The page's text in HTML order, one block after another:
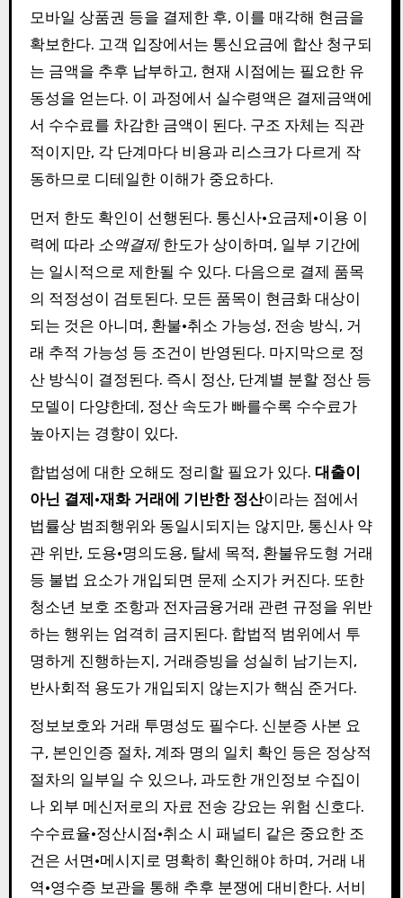
모바일 상품권 등을 결제한 후, 이를 매각해 현금을
확보한다. 고객 입장에서는 통신요금에 합산 청구되
는 금액을 추후 납부하고, 현재 시점에는 필요한 유
동성을 얻는다. 이 과정에서 실수령액은 결제금액에
서 수수료를 차감한 금액이 된다. 구조 자체는 직관
적이지만, 각 단계마다 비용과 리스크가 다르게 작
동하므로 디테일한 이해가 중요하다.
먼저 한도 확인이 선행된다. 통신사·요금제·이용 이
력에 따라 소액결제한도가 상이하며, 일부 기간에
는 일시적으로 제한될 수 있다. 다음으로 결제 품목
의 적정성이 검토된다. 모든 품목이 현금화 대상이
되는 것은 아니며, 환불·취소 가능성, 전송 방식, 거
래 추적 가능성 등 조건이 반영된다. 마지막으로 정
산 방식이 결정된다. 즉시 정산, 단계별 분할 정산 등
모델이 다양한데, 정산 속도가 빠를수록 수수료가
높아지는 경향이 있다.
합법성에 대한 오해도 정리할 필요가 있다. 대출이
아닌 결제·재화 거래에 기반한 정산이라는 점에서
법률상 범죄행위와 동일시되지는 않지만, 통신사 약
관 위반, 도용·명의도용, 탈세 목적, 환불유도형 거래
등 불법 요소가 개입되면 문제 소지가 커진다. 또한
청소년 보호 조항과 전자금융거래 관련 규정을 위반
하는 행위는 엄격히 금지된다. 합법적 범위에서 투
명하게 진행하는지, 거래증빙을 성실히 남기는지,
반사회적 용도가 개입되지 않는지가 핵심 준거다.
정보보호와 거래 투명성도 필수다. 신분증 사본 요
구, 본인인증 절차, 계좌 명의 일치 확인 등은 정상적
절차의 일부일 수 있으나, 과도한 개인정보 수집이
나 외부 메신저로의 자료 전송 강요는 위험 신호다.
수수료율·정산시점·취소 시 패널티 같은 중요한 조
건은 서면·메시지로 명확히 확인해야 하며, 거래 내
역·영수증 보관을 통해 추후 분쟁에 대비한다. 서비